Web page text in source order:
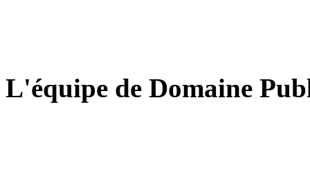
L'équipe de Domaine